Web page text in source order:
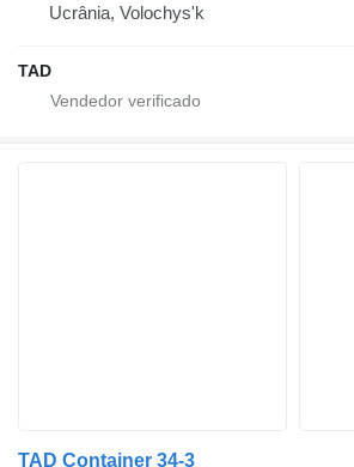
Ucrânia, Volochys'k
TAD
TAD Container 34-3